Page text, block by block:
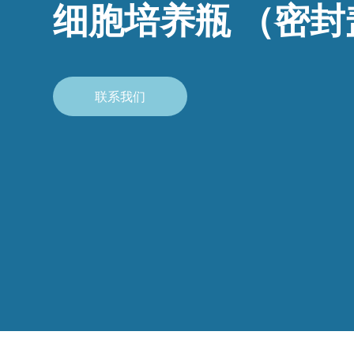
细胞培养瓶 （密
联系我们